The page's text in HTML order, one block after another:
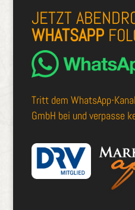
JETZT
WHATSAPP
Tritt dem WhatsApp-
GmbH bei und verpasse